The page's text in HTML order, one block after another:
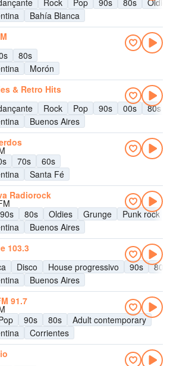
Rock Pop 90s 80s
Bahía Blanca
80s
Morón
& Retro Hits
Rock Pop 90s 00s
80s
Buenos Aires
70s
60s
Santa Fé
Radiorock
90s 80s Oldies Grunge
Punk rock
Buenos Aires
103.3
Disco House progressivo 90s
80s
Buenos Aires
91.7
90s 80s
Adult contemporary
Corrientes